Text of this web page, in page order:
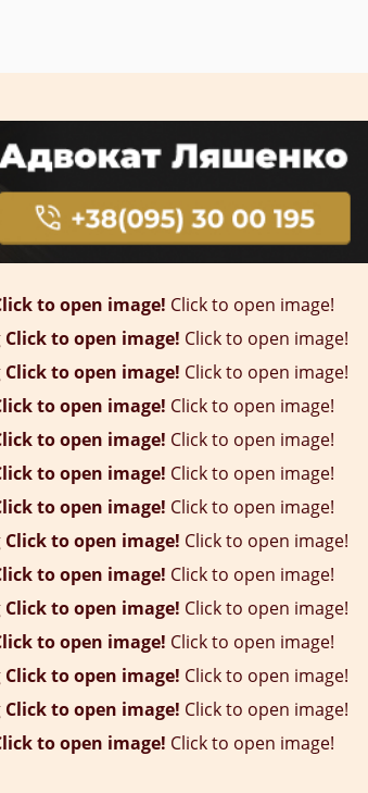
to open image! Click to open image!
Click to open image! Click to open image!
Click to open image! Click to open image!
to open image! Click to open image!
to open image! Click to open image!
to open image! Click to open image!
to open image! Click to open image!
Click to open image! Click to open image!
to open image! Click to open image!
Click to open image! Click to open image!
to open image! Click to open image!
Click to open image! Click to open image!
Click to open image! Click to open image!
to open image! Click to open image!